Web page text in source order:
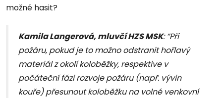
možné hasit?
Kamila Langerová, mluvčí HZS MSK: “Při
požáru, pokud je to možno odstranit hořlavý
materiál z okolí koloběžky, respektive v
počáteční fázi rozvoje požáru (např. vývin
kouře) přesunout koloběžku na volné venkovní